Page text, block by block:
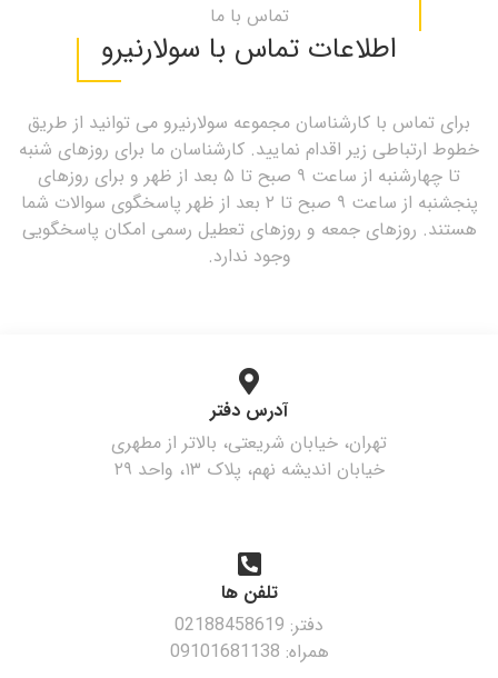
تماس با ما
اطلاعات تماس با سولارنیرو
برای تماس با کارشناسان مجموعه سولارنیرو می توانید از طریق
خطوط ارتباطی زیر اقدام نمایید. کارشناسان ما برای روزهای شنبه
تا چهارشنبه از ساعت ۹ صبح تا ۵ بعد از ظهر و برای روزهای
پنجشنبه از ساعت ۹ صبح تا ۲ بعد از ظهر پاسخگوی سوالات شما
هستند. روزهای جمعه و روزهای تعطیل رسمی امکان پاسخگویی
وجود ندارد.
آدرس دفتر
تهران، خیابان شریعتی، بالاتر از مطهری
خیابان اندیشه نهم، پلاک ۱۳، واحد ۲۹
تلفن ها
دفتر: 02188458619
همراه: 09101681138